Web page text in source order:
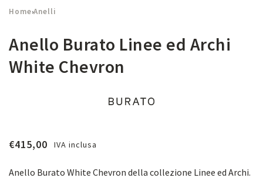
Home›Anelli
Anello Burato Linee ed Archi
White Chevron
€415,00 IVA inclusa
Anello Burato White Chevron della collezione Linee ed Archi.